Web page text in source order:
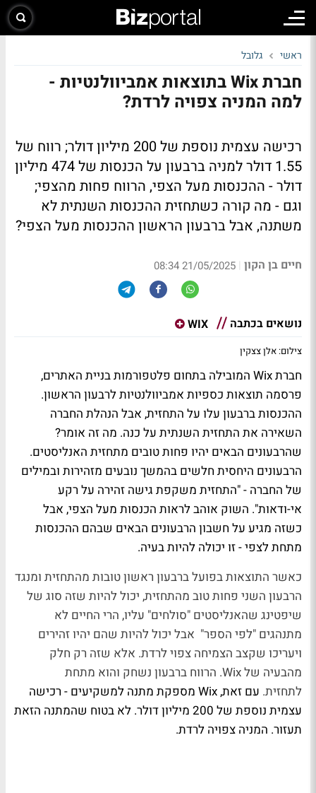
ראשי גלובל
חברת Wix בתוצאות אמביוולנטיות -
למה המניה צפויה לרדת?
רכישה עצמית נוספת של 200 מיליון דולר; רווח של
1.55 דולר למניה ברבעון על הכנסות של 474 מיליון
דולר - ההכנסות מעל הצפי, הרווח פחות מהצפי;
וגם - מה קורה כשתחזית ההכנסות השנתית לא
משתנה, אבל ברבעון הראשון ההכנסות מעל הצפי?
חיים בן הקון |
21/05/2025 08:34
נושאים בכתבה WIX
צילום: אלן צצקין
חברת Wix המובילה בתחום פלטפורמות בניית האתרים,
פרסמה תוצאות כספיות אמביוולנטיות לרבעון הראשון.
ההכנסות ברבעון עלו על התחזית, אבל הנהלת החברה
השאירה את התחזית השנתית על כנה. מה זה אומר?
שהרבעונים הבאים יהיו פחות טובים מתחזית האנליסטים.
הרבעונים היחסית חלשים בהמשך נובעים מזהירות ובמילים
של החברה - "התחזית משקפת גישה זהירה על רקע
אי-ודאות". השוק אוהב לראות הכנסות מעל הצפי, אבל
כשזה מגיע על חשבון הרבעונים הבאים שבהם ההכנסות
מתחת לצפי - זו יכולה להיות בעיה.
כאשר התוצאות בפועל ברבעון ראשון טובות מהתחזית ומנגד
הרבעון השני פחות טוב מהתחזית, יכול להיות שזה סוג של
שיפטינג שהאנליסטים "סולחים" עליו, הרי החיים לא
מתנהגים "לפי הספר" אבל יכול להיות שהם יהיו זהירים
ויעריכו שקצב הצמיחה צפוי לרדת. אלא שזה רק חלק
מהבעיה של
Wix. הרווח ברבעון נשחק והוא מתחת
לתחזית.
עם זאת, Wix מספקת מתנה למשקיעים - רכישה
עצמית נוספת של 200 מיליון דולר. לא בטוח שהמתנה הזאת
תעזור. המניה צפויה לרדת.